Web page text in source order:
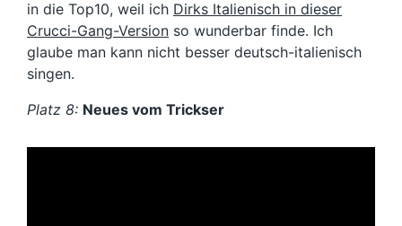
in die Top10, weil ich Dirks Italienisch in dieser
Crucci-Gang-Version so wunderbar finde. Ich
glaube man kann nicht besser deutsch-italienisch
singen.
Platz 8: Neues vom Trickser